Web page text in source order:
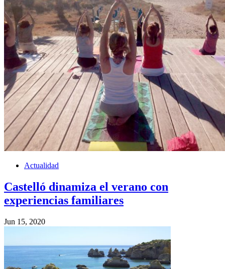
Actualidad
Castelló dinamiza el verano con
experiencias familiares
Jun 15, 2020